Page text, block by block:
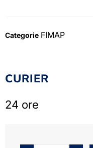
Categorie FIMAP
CURIER
24 ore